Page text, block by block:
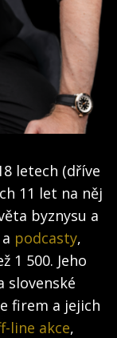
letech (dříve
11 let na něj
byznysu a
podcasty,
1 500. Jeho
slovenské
firem a jejich
line akce,